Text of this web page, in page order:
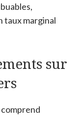
taux marginal
sur